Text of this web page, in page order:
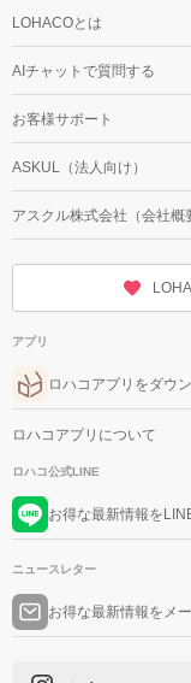
LOHACOとは
AIチャットで質問する
お客様サポート
ASKUL（法人向け）
アスクル株式会社（会社概
アプリ
ロハコアプリをダウ
ロハコアプリについて
ロハコ公式LINE
お得な最新情報を
ニュースレター
お得な最新情報をメ